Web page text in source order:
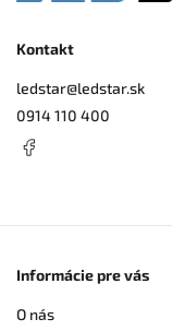
Kontakt
ledstar@ledstar.sk
0914 110 400
Informácie pre vás
O nás